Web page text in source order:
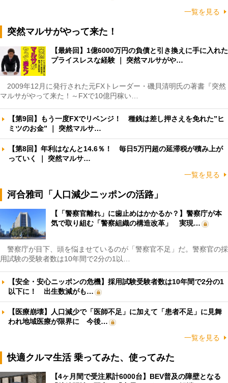
一覧を見る
突然マルサがやって来た！
【最終回】1億6000万円の負債と引き換えに手に入れた
プライスレスな経験 ｜ 突然マルサがや…
2009年12月に発行された元FXトレーダー・磯貝清明氏の著書『突然
マルサがやって来た！～FXで10億円稼い…
【第9回】もう一度FXでリベンジ！ 種銭は差し押さえを免れた”ヒ
ミツのお金” ｜ 突然マルサ…
【第8回】年利はなんと14.6％！ 毎日5万円超の延滞税が積み上が
っていく ｜ 突然マルサ…
一覧を見る
河合雅司「人口減少ニッポンの活路」
【「警察官離れ」に歯止めはかかるか？】警察庁が本
気で取り組む「警察組織の構造改革」 実現…
警察庁が目下、頭を悩ませているのが「警察官不足」だ。警察官の採
用試験の受験者数は10年間で2分の1以…
【安全・安心ニッポンの危機】採用試験受験者数は10年間で2分の1
以下に！ 出生数減がも…
【医療崩壊】人口減少で「医師不足」に加えて「患者不足」に見舞
われ地域医療が限界に 今後…
一覧を見る
快適クルマ生活 乗ってみた、使ってみた
【4ヶ月間で受注累計6000台】BEV普及の障壁となる